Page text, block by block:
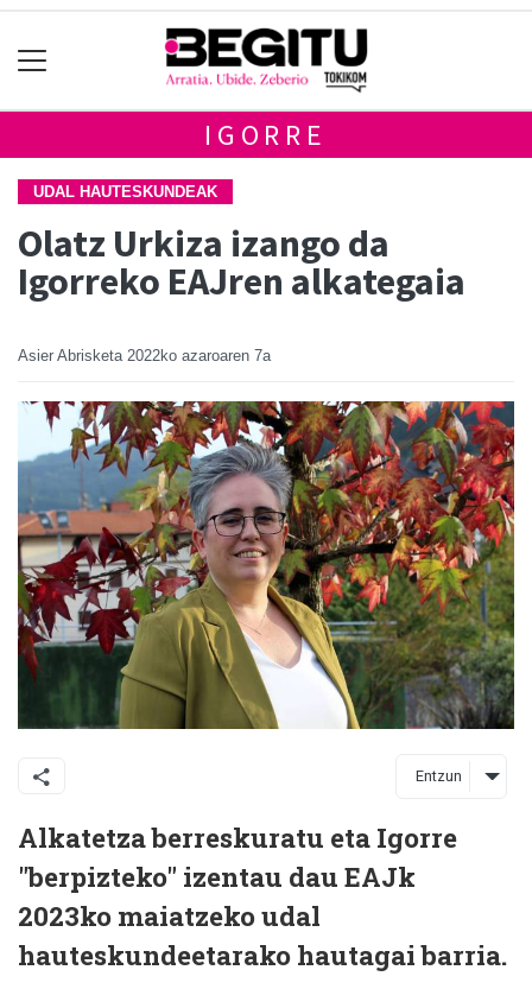
IGORRE
UDAL HAUTESKUNDEAK
Olatz Urkiza izango da
Igorreko EAJren alkategaia
Asier Abrisketa 2022ko azaroaren 7a
Entzun
Alkatetza berreskuratu eta Igorre
"berpizteko" izentau dau EAJk
2023ko maiatzeko udal
hauteskundeetarako hautagai barria.